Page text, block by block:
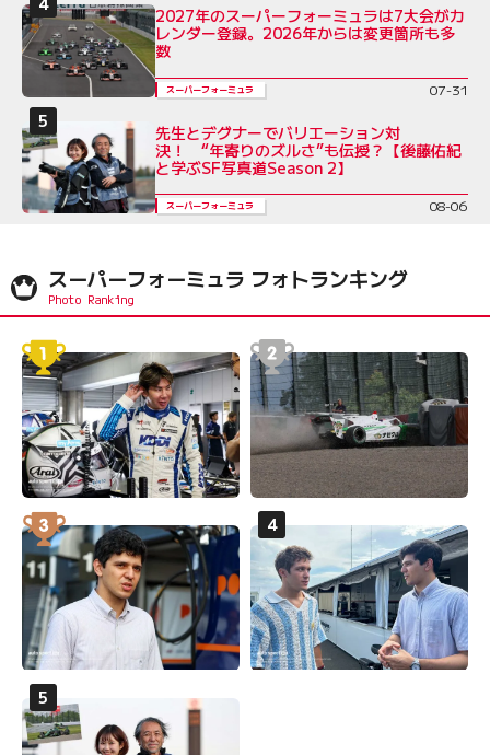
2027年のスーパーフォーミュラは7大会がカ
レンダー登録。2026年からは変更箇所も多
数
スーパーフォーミュラ 07-31
先生とデグナーでバリエーション対
決！ “年寄りのズルさ”も伝授？【後藤佑紀
と学ぶSF写真道Season 2】
スーパーフォーミュラ 08-06
スーパーフォーミュラ フォトランキング